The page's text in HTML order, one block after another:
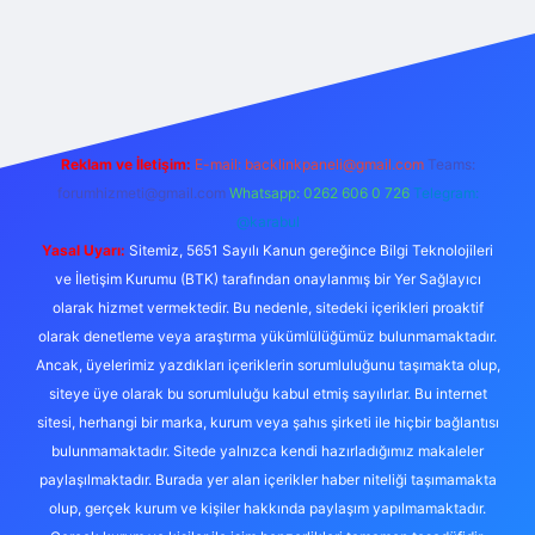
Reklam ve İletişim: E-mail: backlinkpaneli@gmail.com Teams:
forumhizmeti@gmail.com Whatsapp: 0262 606 0 726 Telegram:
@karabul
Yasal Uyarı: Sitemiz, 5651 Sayılı Kanun gereğince Bilgi Teknolojileri
ve İletişim Kurumu (BTK) tarafından onaylanmış bir Yer Sağlayıcı
olarak hizmet vermektedir. Bu nedenle, sitedeki içerikleri proaktif
olarak denetleme veya araştırma yükümlülüğümüz bulunmamaktadır.
Ancak, üyelerimiz yazdıkları içeriklerin sorumluluğunu taşımakta olup,
siteye üye olarak bu sorumluluğu kabul etmiş sayılırlar. Bu internet
sitesi, herhangi bir marka, kurum veya şahıs şirketi ile hiçbir bağlantısı
bulunmamaktadır. Sitede yalnızca kendi hazırladığımız makaleler
paylaşılmaktadır. Burada yer alan içerikler haber niteliği taşımamakta
olup, gerçek kurum ve kişiler hakkında paylaşım yapılmamaktadır.